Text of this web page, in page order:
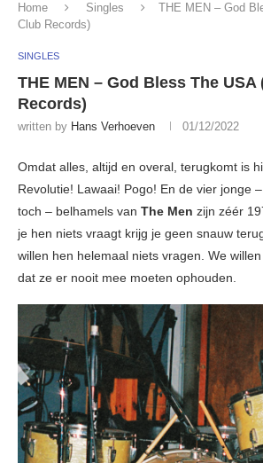
Home Singles
THE MEN – God
Club Records)
SINGLES
THE MEN – God Bless The USA
Records)
written by Hans Verhoeven 01/12/2022
Omdat alles, altijd en overal, terugkomt is
Revolutie! Lawaai! Pogo! En de vier jonge
toch – belhamels van The Men zijn zéér
je hen niets vraagt krijg je geen snauw
willen hen helemaal niets vragen. We
dat ze er nooit mee moeten ophouden.